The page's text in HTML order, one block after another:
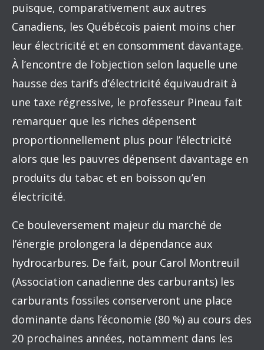
puisque, comparativement aux autres
Canadiens, les Québécois paient moins cher
leur électricité et en consomment davantage.
À l’encontre de l’objection selon laquelle une
hausse des tarifs d’électricité équivaudrait à
une taxe régressive, le professeur Pineau fait
remarquer que les riches dépensent
proportionnellement plus pour l’électricité
alors que les pauvres dépensent davantage en
produits du tabac et en boisson qu’en
électricité.
Ce bouleversement majeur du marché de
l’énergie prolongera la dépendance aux
hydrocarbures. De fait, pour Carol Montreuil
(Association canadienne des carburants) les
carburants fossiles conserveront une place
dominante dans l’économie (80 %) au cours des
20 prochaines années, notamment dans les